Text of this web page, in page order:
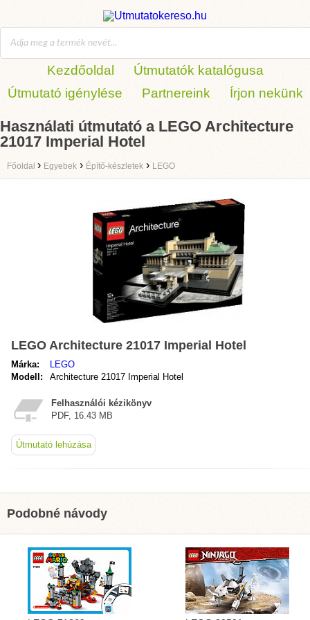
Kezdőoldal
Útmutatók katalógusa
Útmutató igénylése
Partnereink Írjon nekünk
Használati útmutató a LEGO Architecture
21017 Imperial Hotel
Főoldal › Egyebek › Építő-készletek › LEGO
LEGO Architecture 21017 Imperial Hotel
Márka:
LEGO
Modell:
Architecture 21017 Imperial Hotel
Felhasználói kézikönyv
PDF, 16.43 MB
Útmutató lehúzása
Podobné návody